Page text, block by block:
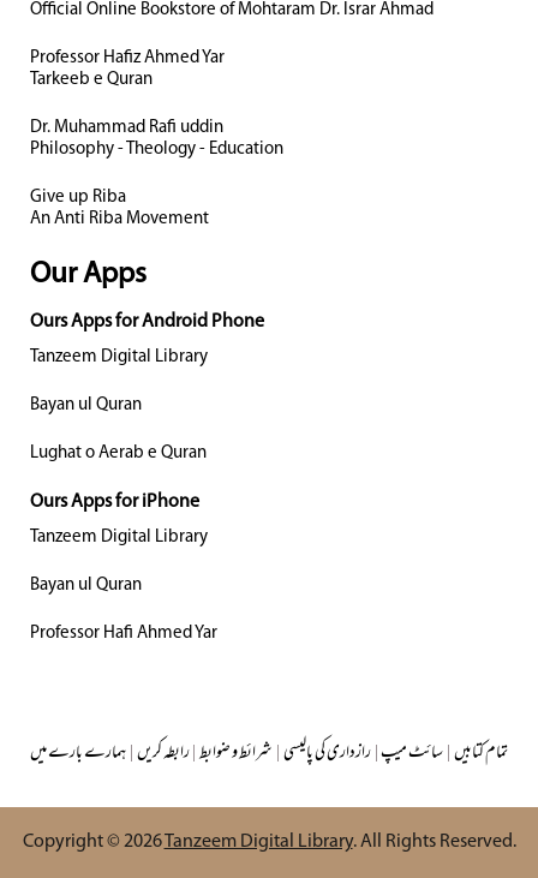
Official Online Bookstore of Mohtaram Dr. Israr Ahmad
Professor Hafiz Ahmed Yar
Tarkeeb e Quran
Dr. Muhammad Rafi uddin
Philosophy - Theology - Education
Give up Riba
An Anti Riba Movement
Our Apps
Ours Apps for Android Phone
Tanzeem Digital Library
Bayan ul Quran
Lughat o Aerab e Quran
Ours Apps for iPhone
Tanzeem Digital Library
Bayan ul Quran
Professor Hafi Ahmed Yar
ہمارے بارے میں|رابطہ کریں|شرائط و ضوابط|رازداری کی پالیسی|سائٹ میپ|تمام کتابیں
Copyright © 2026Tanzeem Digital Library. All Rights Reserved.